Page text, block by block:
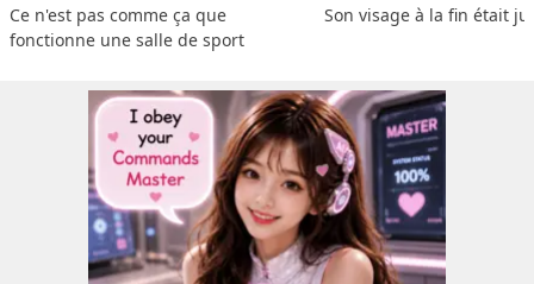
Ce n'est pas comme ça que
fonctionne une salle de sport
Son visage à la fin était